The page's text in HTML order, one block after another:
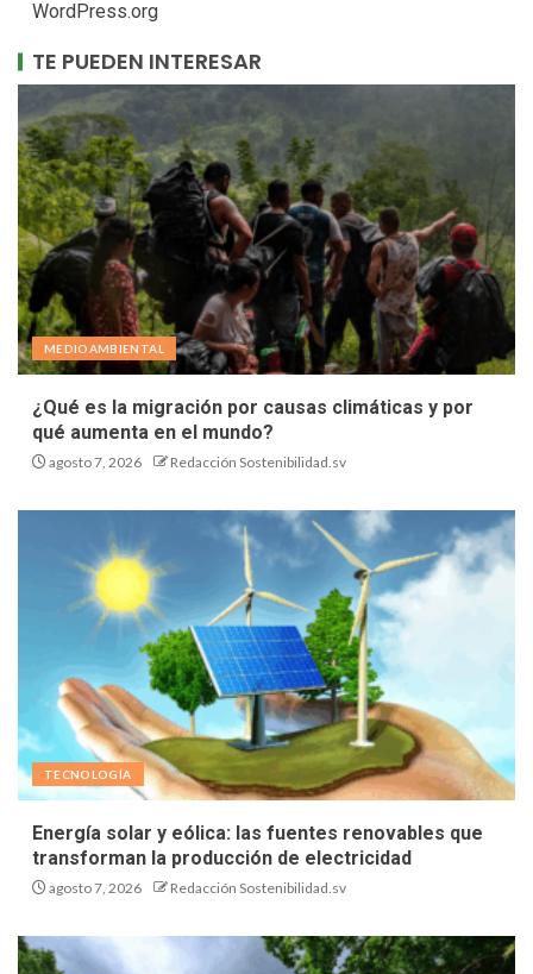
WordPress.org
TE PUEDEN INTERESAR
MEDIOAMBIENTAL
¿Qué es la migración por causas climáticas y por
qué aumenta en el mundo?
agosto 7, 2026 Redacción Sostenibilidad.sv
TECNOLOGÍA
Energía solar y eólica: las fuentes renovables que
transforman la producción de electricidad
agosto 7, 2026 Redacción Sostenibilidad.sv